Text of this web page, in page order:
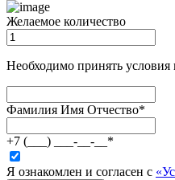
Желаемое количество
Необходимо принять
Фамилия Имя Отчество*
+7 (___) ___-__-__ *
Я ознакомлен и согласен с